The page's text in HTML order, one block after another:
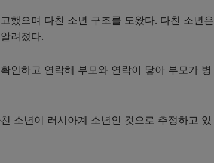
했으며 다친 소년 구조를 도왔다. 다친 소년은
려졌다.
인하고 연락해 부모와 연락이 닿아 부모가 병
소년이 러시아계 소년인 것으로 추정하고 있